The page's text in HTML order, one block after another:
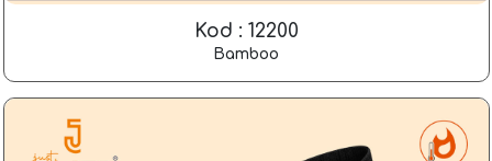
Kod : 12200
Bamboo